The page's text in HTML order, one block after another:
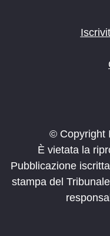
© Copyright
È vietata la
Pubblicazione
stampa del